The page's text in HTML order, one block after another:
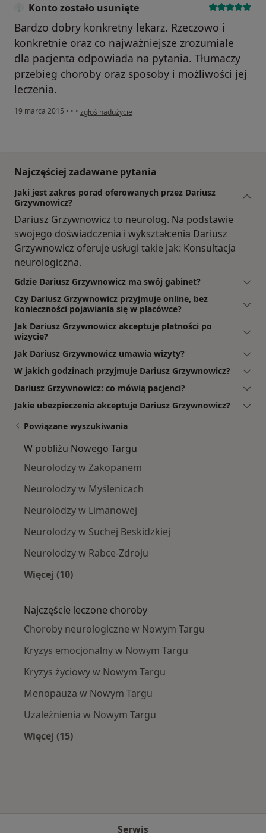
Konto zostało usunięte
Bardzo dobry konkretny lekarz. Rzeczowo i
konkretnie oraz co najważniejsze zrozumiale
dla pacjenta odpowiada na pytania. Tłumaczy
przebieg choroby oraz sposoby i możliwości jej
leczenia.
19 marca 2015 • • • w opinii użytkownika Konto zostało usunięte
zgłoś nadużycie
Najczęściej zadawane pytania
Jaki jest zakres porad oferowanych przez Dariusz
Grzywnowicz?
Dariusz Grzywnowicz to neurolog. Na podstawie
swojego doświadczenia i wykształcenia Dariusz
Grzywnowicz oferuje usługi takie jak: Konsultacja
neurologiczna.
Gdzie Dariusz Grzywnowicz ma swój gabinet?
Czy Dariusz Grzywnowicz przyjmuje online, bez
konieczności pojawiania się w placówce?
Jak Dariusz Grzywnowicz akceptuje płatności po
wizycie?
Jak Dariusz Grzywnowicz umawia wizyty?
W jakich godzinach przyjmuje Dariusz Grzywnowicz?
Dariusz Grzywnowicz: co mówią pacjenci?
Jakie ubezpieczenia akceptuje Dariusz Grzywnowicz?
Powiązane wyszukiwania
W pobliżu Nowego Targu
Neurolodzy w Zakopanem
Neurolodzy w Myślenicach
Neurolodzy w Limanowej
Neurolodzy w Suchej Beskidzkiej
Neurolodzy w Rabce-Zdroju
Więcej (10)
Najczęście leczone choroby
Choroby neurologiczne w Nowym Targu
Kryzys emocjonalny w Nowym Targu
Kryzys życiowy w Nowym Targu
Menopauza w Nowym Targu
Uzależnienia w Nowym Targu
Więcej (15)
Serwis